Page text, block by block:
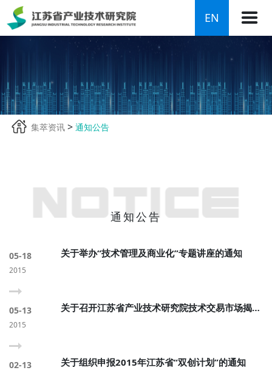
EN
集萃资讯 > 通知公告
通知公告
05-18
2015
关于举办“技术管理及商业化”专题讲座的通知
05-13
2015
关于召开江苏省产业技术研究院技术交易市场揭牌
02-13 关于组织申报2015年江苏省“双创计划”的通知